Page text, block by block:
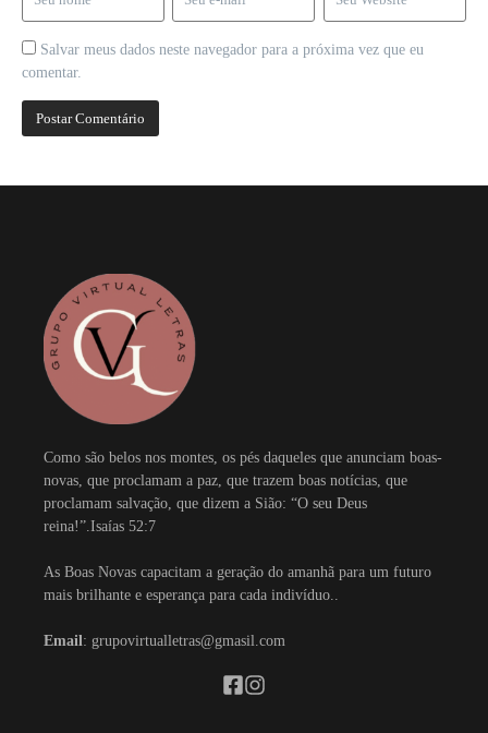
Salvar meus dados neste navegador para a próxima vez que eu
comentar.
Como são belos nos montes, os pés daqueles que anunciam boas-
novas, que proclamam a paz, que trazem boas notícias, que
proclamam salvação, que dizem a Sião: “O seu Deus
reina!”.Isaías 52:7
As Boas Novas capacitam a geração do amanhã para um futuro
mais brilhante e esperança para cada indivíduo..
Email : grupovirtualletras@gmasil.com